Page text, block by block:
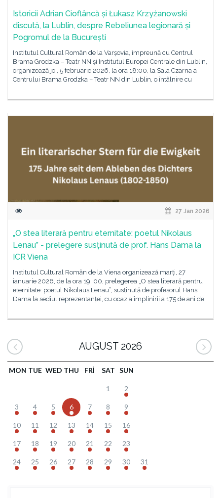
Istoricii Adrian Cioflâncă și Łukasz Krzyżanowski
discută, la Lublin, despre Rebeliunea legionară și
Pogromul de la București
Institutul Cultural Român de la Varșovia, împreună cu Centrul
Brama Grodzka – Teatr NN și Institutul Europei Centrale din Lublin,
organizează joi, 5 februarie 2026, la ora 18:00, la Sala Czarna a
Centrului Brama Grodzka – Teatr NN din Lublin, o întâlnire cu
27 Jan 2026
„O stea literară pentru eternitate: poetul Nikolaus
Lenau” - prelegere susținută de prof. Hans Dama la
ICR Viena
Institutul Cultural Român de la Viena organizează marți, 27
ianuarie 2026, de la ora 19. 00, prelegerea „O stea literară pentru
eternitate: poetul Nikolaus Lenau”, susținută de profesorul Hans
Dama la sediul reprezentanței, cu ocazia împlinirii a 175 de ani de
AUGUST 2026
MON TUE WED THU FRI SAT SUN
1 2
3 4 5 6 7 8 9
10 11 12 13 14 15 16
17 18 19 20 21 22 23
24 25 26 27 28 29 30 31